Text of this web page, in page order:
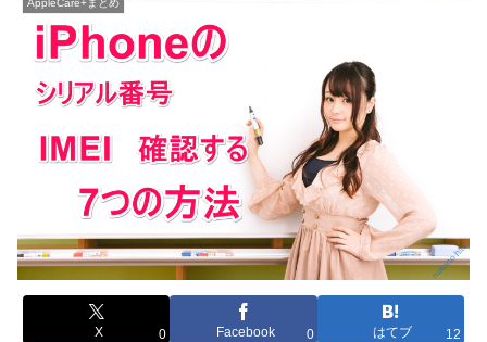
X 0 Facebook 0 はてブ 12